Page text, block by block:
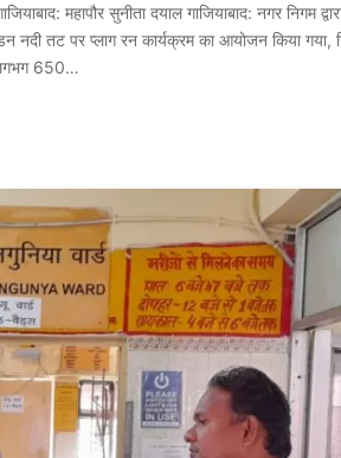
महापौर सुनीता दयाल गाजियाबाद: नगर निगम
नदी तट पर प्लाग रन कार्यक्रम का आयोजन किया गया,
लगभग 650…